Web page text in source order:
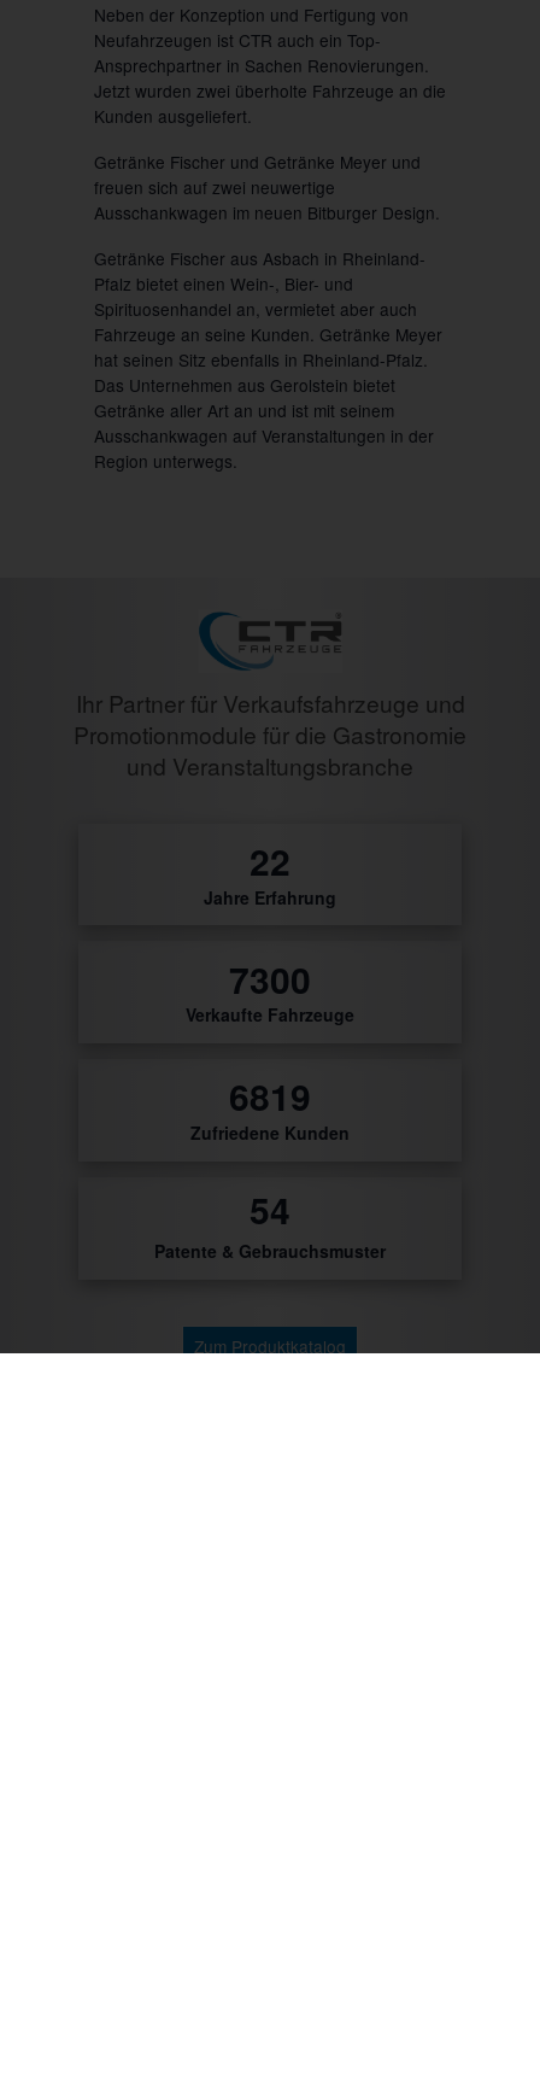
Neben der Konzeption und Fertigung von
Neufahrzeugen ist CTR auch ein Top-
Ansprechpartner in Sachen Renovierungen.
Jetzt wurden zwei überholte Fahrzeuge an die
Kunden ausgeliefert.
Getränke Fischer und Getränke Meyer und
freuen sich auf zwei neuwertige
Ausschankwagen im neuen Bitburger Design.
Getränke Fischer aus Asbach in Rheinland-
Pfalz bietet einen Wein-, Bier- und
Spirituosenhandel an, vermietet aber auch
Fahrzeuge an seine Kunden. Getränke Meyer
hat seinen Sitz ebenfalls in Rheinland-Pfalz.
Das Unternehmen aus Gerolstein bietet
Getränke aller Art an und ist mit seinem
Ausschankwagen auf Veranstaltungen in der
Region unterwegs.
Ihr Partner für Verkaufsfahrzeuge und
Promotionmodule für die Gastronomie
und Veranstaltungsbranche
27
Jahre Erfahrung
8760
Verkaufte Fahrzeuge
8183
Zufriedene Kunden
56
Patente & Gebrauchsmuster
Zum Produktkatalog